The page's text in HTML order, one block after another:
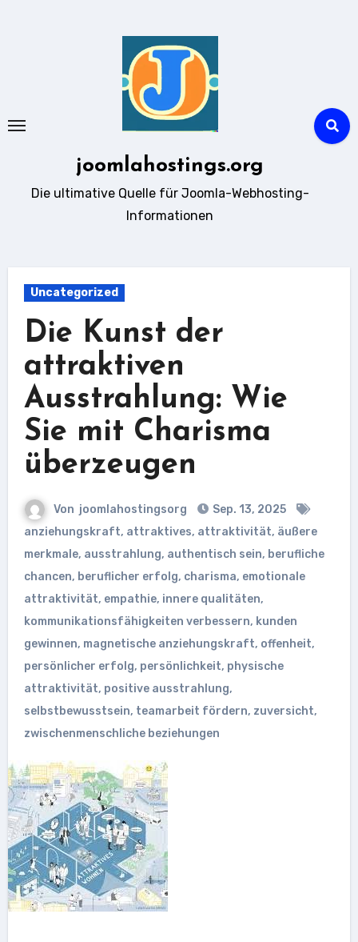
joomlahostings.org
Die ultimative Quelle für Joomla-Webhosting-
Informationen
Uncategorized
Die Kunst der
attraktiven
Ausstrahlung: Wie
Sie mit Charisma
überzeugen
Von joomlahostingsorg
Sep. 13, 2025
anziehungskraft, attraktives, attraktivität, äußere
merkmale, ausstrahlung, authentisch sein, berufliche
chancen, beruflicher erfolg, charisma, emotionale
attraktivität, empathie, innere qualitäten,
kommunikationsfähigkeiten verbessern, kunden
gewinnen, magnetische anziehungskraft, offenheit,
persönlicher erfolg, persönlichkeit, physische
attraktivität, positive ausstrahlung,
selbstbewusstsein, teamarbeit fördern, zuversicht,
zwischenmenschliche beziehungen